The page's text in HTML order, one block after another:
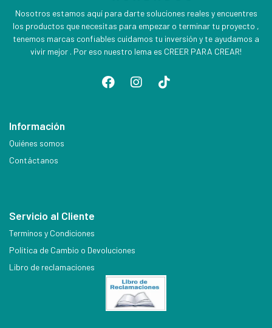
Nosotros estamos aquí para darte soluciones reales y encuentres
los productos que necesitas para empezar o terminar tu proyecto ,
tenemos marcas confiables cuidamos tu inversión y te ayudamos a
vivir mejor . Por eso nuestro lema es CREER PARA CREAR!
Información
Quiénes somos
Contáctanos
Servicio al Cliente
Terminos y Condiciones
Política de Cambio o Devoluciones
Libro de reclamaciones